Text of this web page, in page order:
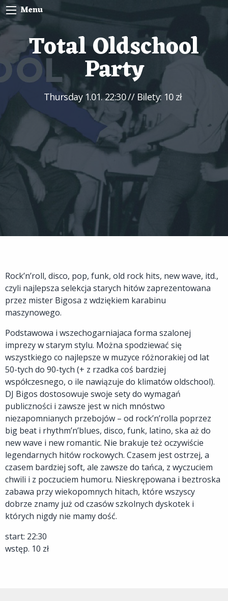
Menu
Total Oldschool
Party
Thursday 1.01. 22:30// Bilety: 10 zł
Rock’n’roll, disco, pop, funk, old rock hits, new wave, itd.,
czyli najlepsza selekcja starych hitów zaprezentowana
przez mister Bigosa z wdziękiem karabinu
maszynowego.
Podstawowa i wszechogarniajaca forma szalonej
imprezy w starym stylu. Można spodziewać się
wszystkiego co najlepsze w muzyce różnorakiej od lat
50-tych do 90-tych (+ z rzadka coś bardziej
współczesnego, o ile nawiązuje do klimatów oldschool).
DJ Bigos dostosowuje swoje sety do wymagań
publiczności i zawsze jest w nich mnóstwo
niezapomnianych przebojów – od rock’n’rolla poprzez
big beat i rhythm’n’blues, disco, funk, latino, ska aż do
new wave i new romantic. Nie brakuje też oczywiście
legendarnych hitów rockowych. Czasem jest ostrzej, a
czasem bardziej soft, ale zawsze do tańca, z wyczuciem
chwili i z poczuciem humoru. Nieskrępowana i beztroska
zabawa przy wiekopomnych hitach, które wszyscy
dobrze znamy już od czasów szkolnych dyskotek i
których nigdy nie mamy dość.
start: 22:30
wstęp. 10 zł